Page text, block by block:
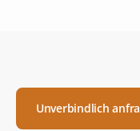
Unverbindlich